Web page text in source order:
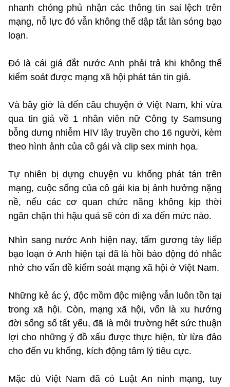
nhanh chóng phủ nhận các thông tin sai lệch trên
mạng, nỗ lực đó vẫn không thể dập tắt làn sóng bạo
loạn.
Đó là cái giá đắt nước Anh phải trả khi không thể
kiểm soát được mạng xã hội phát tán tin giả.
Và bây giờ là đến câu chuyện ở Việt Nam, khi vừa
qua tin giả về 1 nhân viên nữ Công ty Samsung
bỗng dưng nhiễm HIV lây truyền cho 16 người, kèm
theo hình ảnh của cô gái và clip sex minh họa.
Tự nhiên bị dựng chuyện vu khống phát tán trên
mạng, cuộc sống của cô gái kia bị ảnh hưởng nặng
nề, nếu các cơ quan chức năng không kịp thời
ngăn chặn thì hậu quả sẽ còn đi xa đến mức nào.
Nhìn sang nước Anh hiện nay, tấm gương tày liếp
bạo loạn ở Anh hiện tại đã là hồi báo động đỏ nhắc
nhở cho vấn đề kiểm soát mạng xã hội ở Việt Nam.
Những kẻ ác ý, độc mồm độc miệng vẫn luôn tồn tại
trong xã hội. Còn, mạng xã hội, vốn là xu hướng
đời sống số tất yếu, đã là môi trường hết sức thuận
lợi cho những ý đồ xấu được thực hiện, từ lừa đảo
cho đến vu khống, kích động tâm lý tiêu cực.
Mặc dù Việt Nam đã có Luật An ninh mạng, tuy